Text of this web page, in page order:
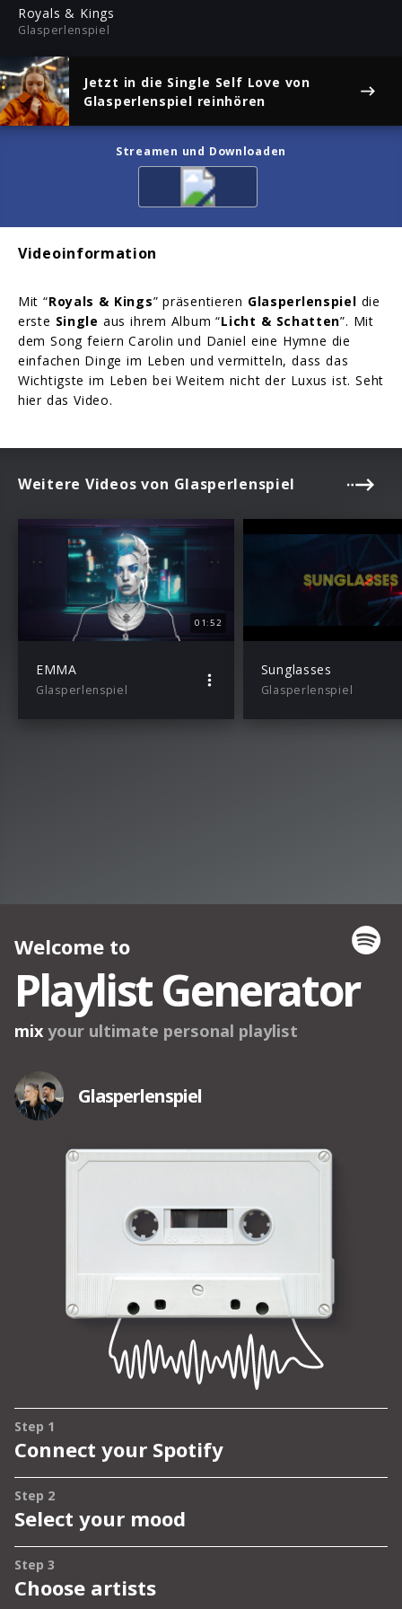
Royals & Kings
Glasperlenspiel
Jetzt in die Single Self Love von
Glasperlenspiel reinhören
Streamen und Downloaden
Videoinformation
Mit “Royals & Kings” präsentieren Glasperlenspiel die
erste Single aus ihrem Album “Licht & Schatten”. Mit
dem Song feiern Carolin und Daniel eine Hymne die
einfachen Dinge im Leben und vermitteln, dass das
Wichtigste im Leben bei Weitem nicht der Luxus ist. Seht
hier das Video.
Weitere Videos von Glasperlenspiel
01:52
EMMA
Glasperlenspiel
Sunglasses
Glasperlenspiel